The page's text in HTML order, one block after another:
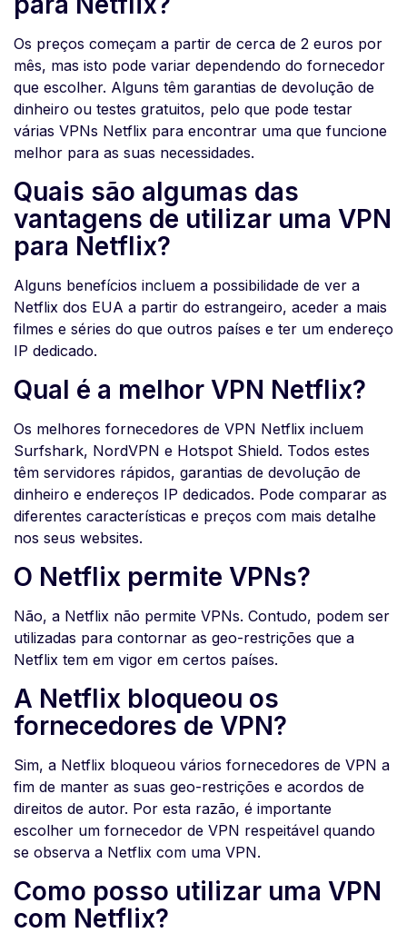
Os preços começam a partir de cerca de 2 euros por
mês, mas isto pode variar dependendo do fornecedor
que escolher. Alguns têm garantias de devolução de
dinheiro ou testes gratuitos, pelo que pode testar
várias VPNs Netflix para encontrar uma que funcione
melhor para as suas necessidades.
Quais são algumas das
vantagens de utilizar uma VPN
para Netflix?
Alguns benefícios incluem a possibilidade de ver a
Netflix dos EUA a partir do estrangeiro, aceder a mais
filmes e séries do que outros países e ter um endereço
IP dedicado.
Qual é a melhor VPN Netflix?
Os melhores fornecedores de VPN Netflix incluem
Surfshark, NordVPN e Hotspot Shield. Todos estes
têm servidores rápidos, garantias de devolução de
dinheiro e endereços IP dedicados. Pode comparar as
diferentes características e preços com mais detalhe
nos seus websites.
O Netflix permite VPNs?
Não, a Netflix não permite VPNs. Contudo, podem ser
utilizadas para contornar as geo-restrições que a
Netflix tem em vigor em certos países.
A Netflix bloqueou os
fornecedores de VPN?
Sim, a Netflix bloqueou vários fornecedores de VPN a
fim de manter as suas geo-restrições e acordos de
direitos de autor. Por esta razão, é importante
escolher um fornecedor de VPN respeitável quando
se observa a Netflix com uma VPN.
Como posso utilizar uma VPN
com Netflix?